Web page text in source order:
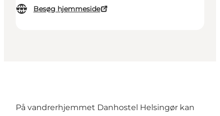
Besøg hjemmeside
På vandrerhjemmet Danhostel Helsingør kan